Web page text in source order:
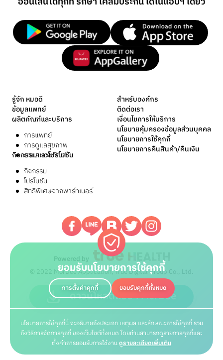
ดาวน์โหลดแอปฯ MorDee
ยอมรับนโยบายการใช้คุกกี้
การตั้งค่าคุกกี้ ยอมรับคุกกี้ทั้งหมด
นโยบายการใช้คุกกี้นี้ จะอธิบายถึงประเภท เหตุผล และลักษณะการใช้คุกกี้ รวม
ถึงวิธีการจัดการคุกกี้ ของเว็บไซต์ทั้งหมด โดยท่านสามารถดูรายการคุกกี้และ
ตั้งค่าการยอมรับการใช้งานดูรายละเอียดเพิ่มเติม
รู้จัก หมอดี
ข้อมูลแพทย์
ผลิตภัณฑ์และบริการ
การแพทย์
การดูแลสุขภาพ
ยาและเวชภัณฑ์
กิจกรรมและโปรโมชัน
กิจกรรม
โปรโมชัน
สิทธิพิเศษจากพาร์ทเนอร์
สำหรับองค์กร
ติดต่อเรา
เงื่อนไขการให้บริการ
นโยบายคุ้มครองข้อมูลส่วนบุคคล
นโยบายการใช้คุกกี้
นโยบายการคืนสินค้า/คืนเงิน
Powered by
© 2022 MorDee Application, True Digital Group Co., Ltd.